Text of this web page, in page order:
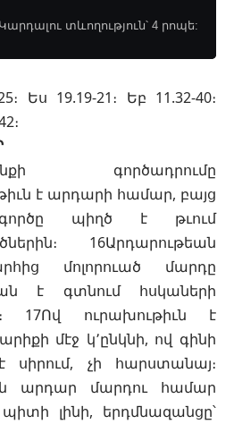
Կարդալու տևողություն՝ 4 րոպե:
Ես 19.19-21։ Եբ 11.32-40։
գործադրումը
է արդարի համար, բայց
պիղծ է թւում
16Արդարութեան
մոլորուած մարդը
է գտնում հսկաների
17Ով ուրախութիւն է
մէջ կ՚ընկնի, ով գինի
սիրում, չի հարստանայ։
արդար մարդու համար
լինի, երդմնազանցը՝